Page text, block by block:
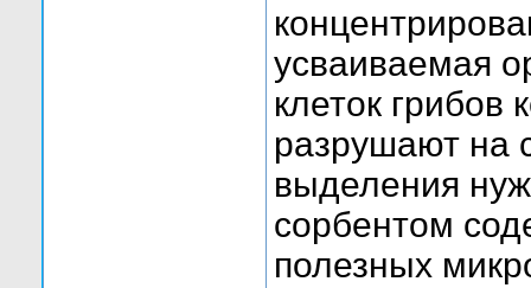
усваиваемая
клеток грибов
разрушают на
выделения
сорбентом
полезных